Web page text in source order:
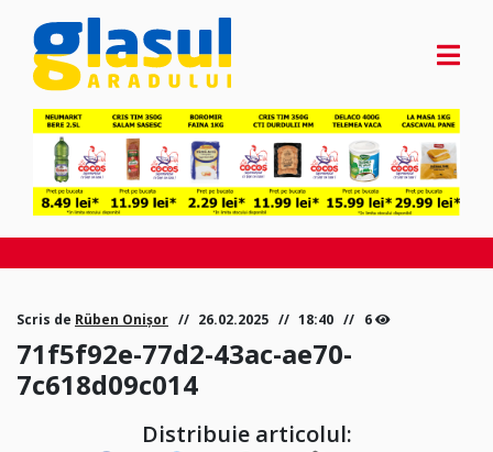
Scris de Rüben Onișor 26.02.2025 18:40 6
71f5f92e-77d2-43ac-ae70-
7c618d09c014
Distribuie articolul: